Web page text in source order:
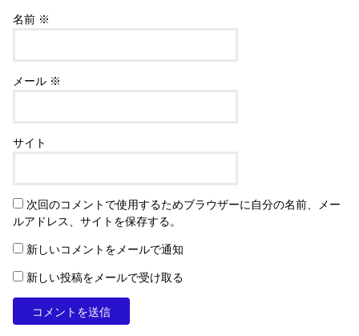
名前 ※
メール ※
サイト
次回のコメントで使用するためブラウザーに自分の名前、メー
ルアドレス、サイトを保存する。
新しいコメントをメールで通知
新しい投稿をメールで受け取る